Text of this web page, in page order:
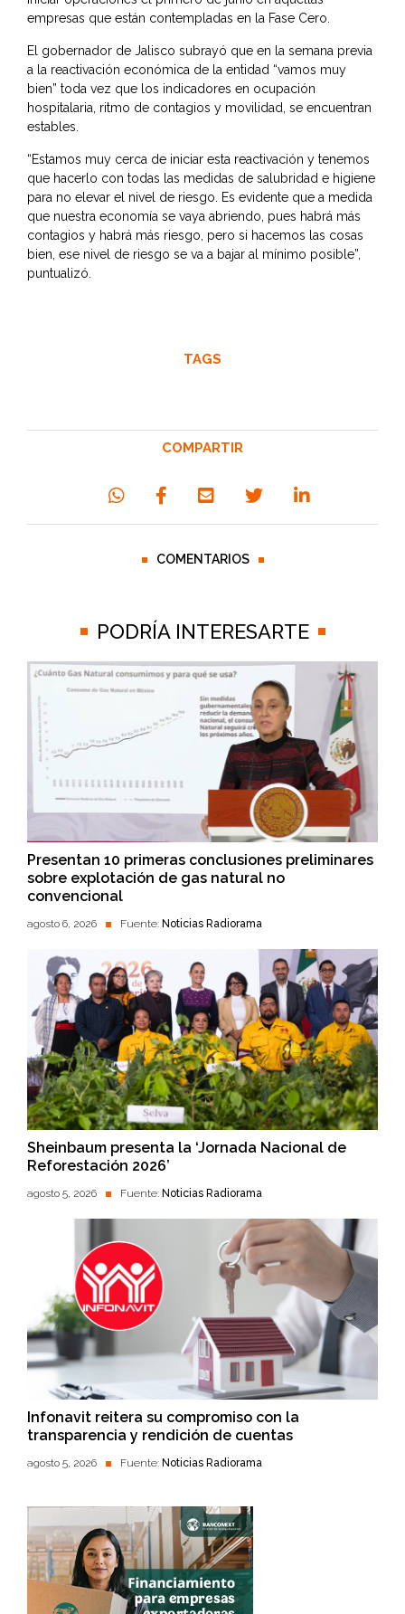
empresas que están contempladas en la Fase Cero.
El gobernador de Jalisco subrayó que en la semana previa
a la reactivación económica de la entidad “vamos muy
bien” toda vez que los indicadores en ocupación
hospitalaria, ritmo de contagios y movilidad, se encuentran
estables.
“Estamos muy cerca de iniciar esta reactivación y tenemos
que hacerlo con todas las medidas de salubridad e higiene
para no elevar el nivel de riesgo. Es evidente que a medida
que nuestra economía se vaya abriendo, pues habrá más
contagios y habrá más riesgo, pero si hacemos las cosas
bien, ese nivel de riesgo se va a bajar al mínimo posible”,
puntualizó.
TAGS
COMPARTIR
COMENTARIOS
PODRÍA INTERESARTE
Presentan 10 primeras conclusiones preliminares
sobre explotación de gas natural no
convencional
agosto 6, 2026 Fuente: Noticias Radiorama
Sheinbaum presenta la ‘Jornada Nacional de
Reforestación 2026’
agosto 5, 2026 Fuente: Noticias Radiorama
Infonavit reitera su compromiso con la
transparencia y rendición de cuentas
agosto 5, 2026 Fuente: Noticias Radiorama